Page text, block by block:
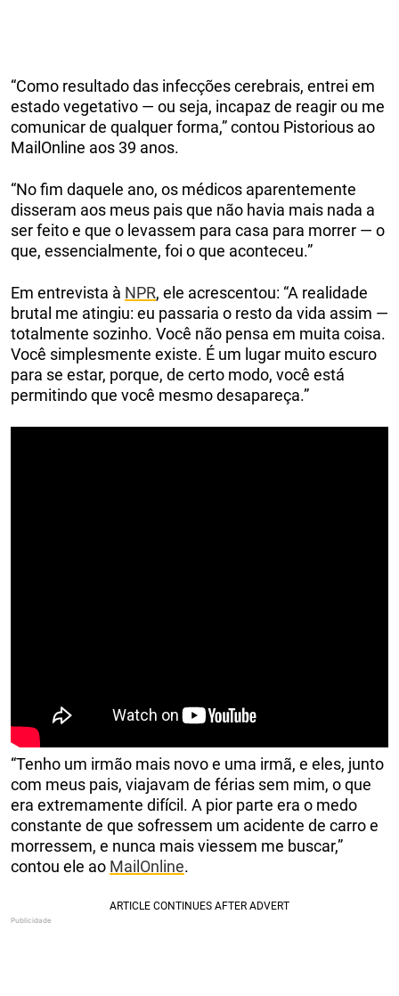
“Como resultado das infecções cerebrais, entrei em
estado vegetativo — ou seja, incapaz de reagir ou me
comunicar de qualquer forma,” contou Pistorious ao
MailOnline aos 39 anos.
“No fim daquele ano, os médicos aparentemente
disseram aos meus pais que não havia mais nada a
ser feito e que o levassem para casa para morrer — o
que, essencialmente, foi o que aconteceu.”
Em entrevista à NPR, ele acrescentou: “A realidade
brutal me atingiu: eu passaria o resto da vida assim —
totalmente sozinho. Você não pensa em muita coisa.
Você simplesmente existe. É um lugar muito escuro
para se estar, porque, de certo modo, você está
permitindo que você mesmo desapareça.”
“Tenho um irmão mais novo e uma irmã, e eles, junto
com meus pais, viajavam de férias sem mim, o que
era extremamente difícil. A pior parte era o medo
constante de que sofressem um acidente de carro e
morressem, e nunca mais viessem me buscar,”
contou ele ao MailOnline.